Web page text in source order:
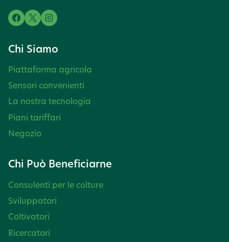
Chi Siamo
Piattaforma agricola
Sensori convenienti
La nostra tecnologia
Piani tariffari
Negozio
Chi Può Beneficiarne
Consulenti per le colture
Sviluppatori
Coltivatori
Ricercatori